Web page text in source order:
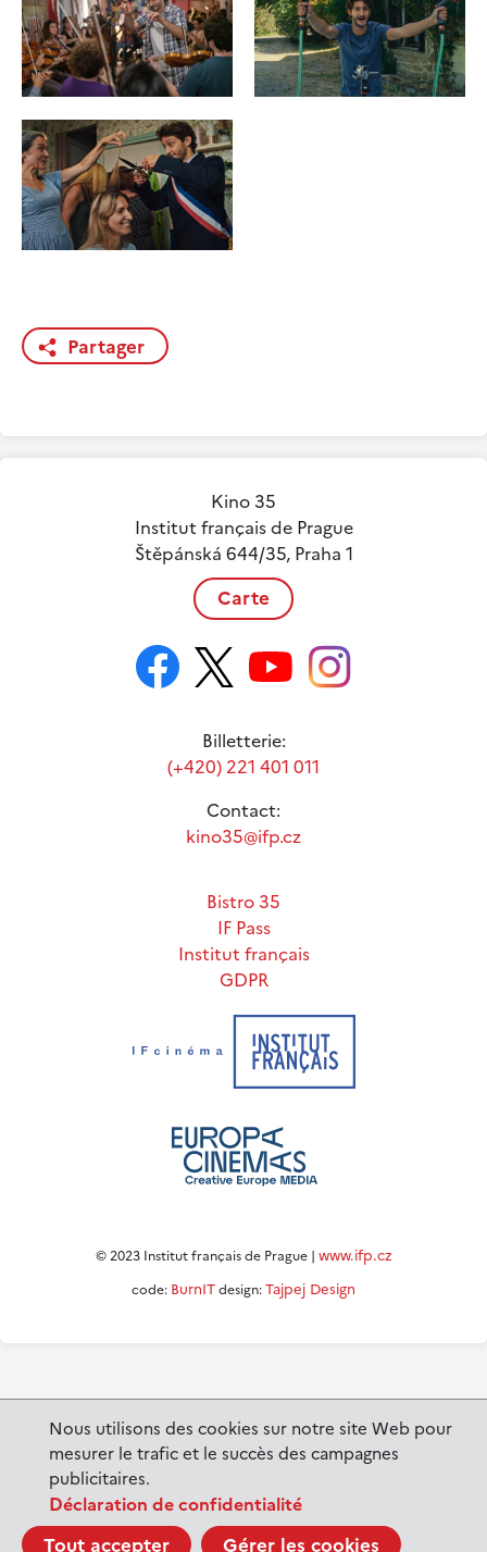
Nous utilisons des cookies sur notre site Web pour
mesurer le trafic et le succès des campagnes
publicitaires.
Déclaration de confidentialité
Tout accepter Gérer les cookies
Partager
Kino 35
Institut français de Prague
Štěpánská 644/35, Praha 1
Carte
Billetterie:
(+420) 221 401 011
Contact:
kino35@ifp.cz
Bistro 35
IF Pass
Institut français
GDPR
© 2023 Institut français de Prague | www.ifp.cz
code: BurnITdesign:Tajpej Design